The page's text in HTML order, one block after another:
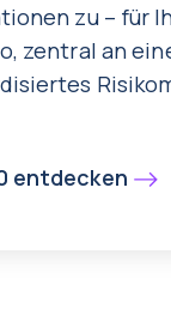
zu – für
zentral an
entdecken